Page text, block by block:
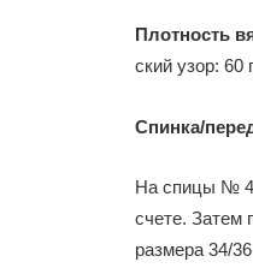
Плотность
ский узор: 60
Спинка/
На спицы № 4
счете. Затем
размера 34/